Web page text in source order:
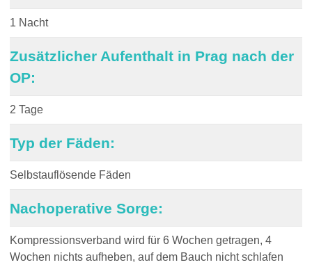
1 Nacht
Zusätzlicher Aufenthalt in Prag nach der
OP:
2 Tage
Typ der Fäden:
Selbstauflösende Fäden
Nachoperative Sorge:
Kompressionsverband wird für 6 Wochen getragen, 4
Wochen nichts aufheben, auf dem Bauch nicht schlafen